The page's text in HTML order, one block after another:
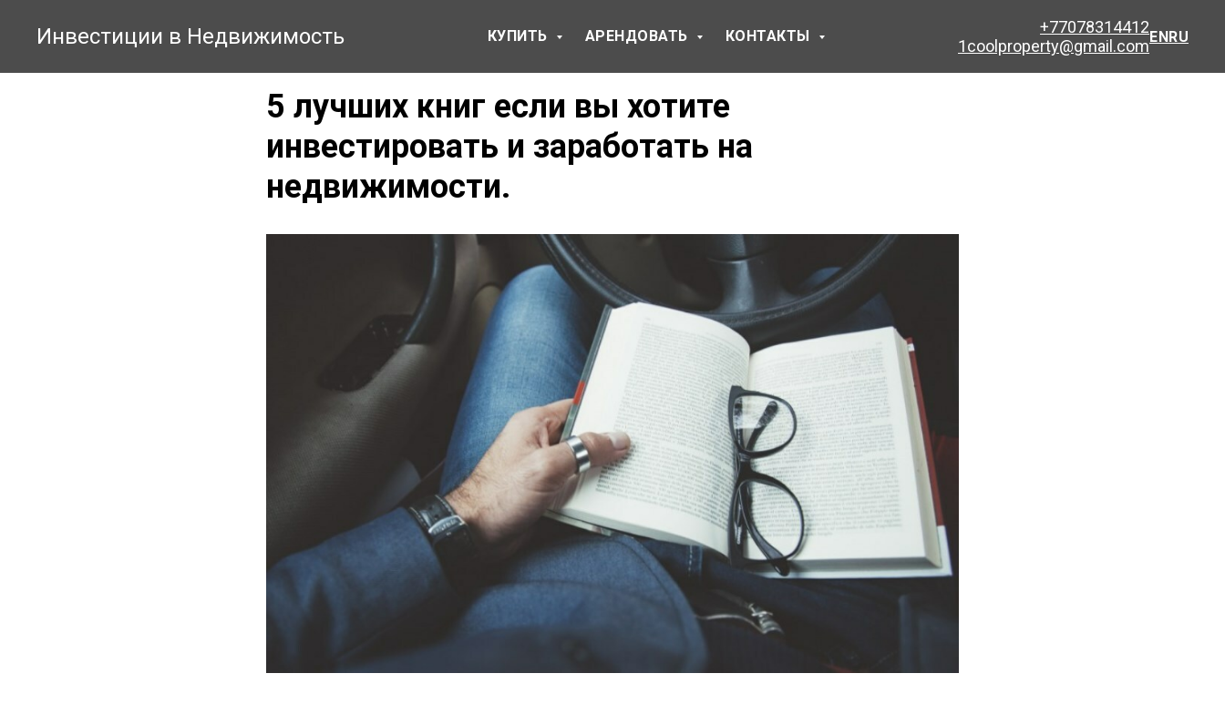
Инвестиции в Недвижимость КУПИТЬ АРЕНДОВАТЬ КОНТАКТЫ
+77078314412
1coolproperty@gmail.comENRU
5 лучших книг если вы хотите
инвестировать и заработать на
недвижимости.